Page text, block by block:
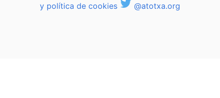
y política de cookies
@atotxa.org